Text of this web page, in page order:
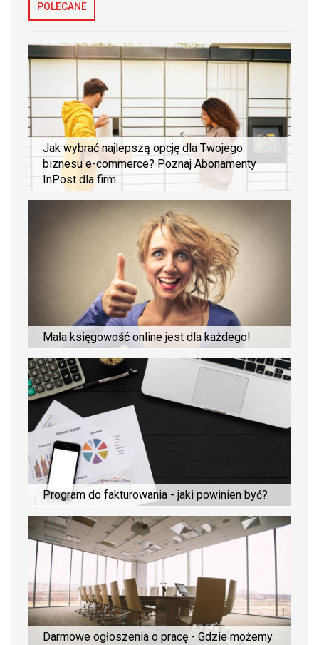
POLECANE
Jak wybrać najlepszą opcję dla Twojego
biznesu e-commerce? Poznaj Abonamenty
InPost dla firm
Mała księgowość online jest dla każdego!
Program do fakturowania - jaki powinien być?
Darmowe ogłoszenia o pracę - Gdzie możemy